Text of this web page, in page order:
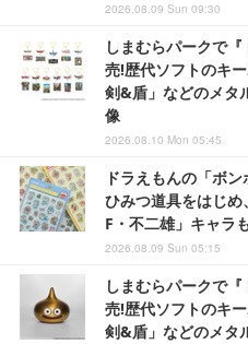
2026.08.09 Sun 09:30
しまむらパークで
売!歴代ソフトのキ
剣&盾」などのメタ
像
2026.08.10 Mon 05:45
ドラえもんの「ボ
ひみつ道具をはじめ
F・不二雄」キャラ
2026.08.09 Sun 05:15
しまむらパークで
売!歴代ソフトのキ
剣&盾」などのメタ